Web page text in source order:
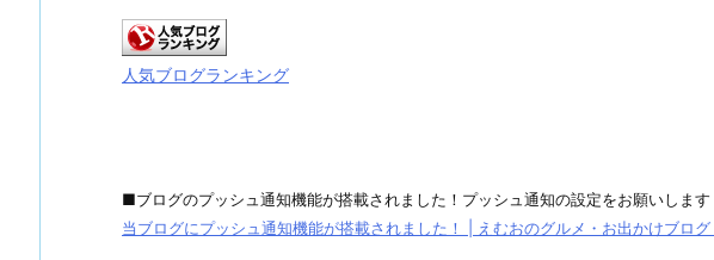
人気ブログランキング
■ブログのプッシュ通知機能が搭載されました！プッシュ通知の設定をお願いします
当ブログにプッシュ通知機能が搭載されました！ | えむおのグルメ・お出かけブロ